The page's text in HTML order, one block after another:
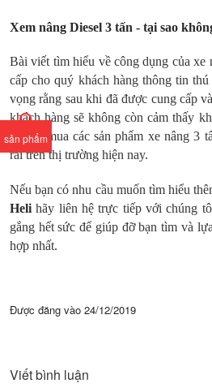
sản phẩm
Xem nâng Diesel 3 tấn - tại sao
Bài viết tìm hiểu về công dụng của xe
cấp cho quý khách hàng thông tin
vọng rằng sau khi đã được cung cấp
khách hàng sẽ không còn cảm thấy
và tìm mua các sản phẩm xe nâng 3
rãi trên thị trường hiện nay.
Nếu bạn có nhu cầu muốn tìm hiểu
Heli hãy liên hệ trực tiếp với chúng
gắng hết sức để giúp đỡ bạn tìm và
hợp nhất.
Được đăng vào 24/12/2019
Viết bình luận